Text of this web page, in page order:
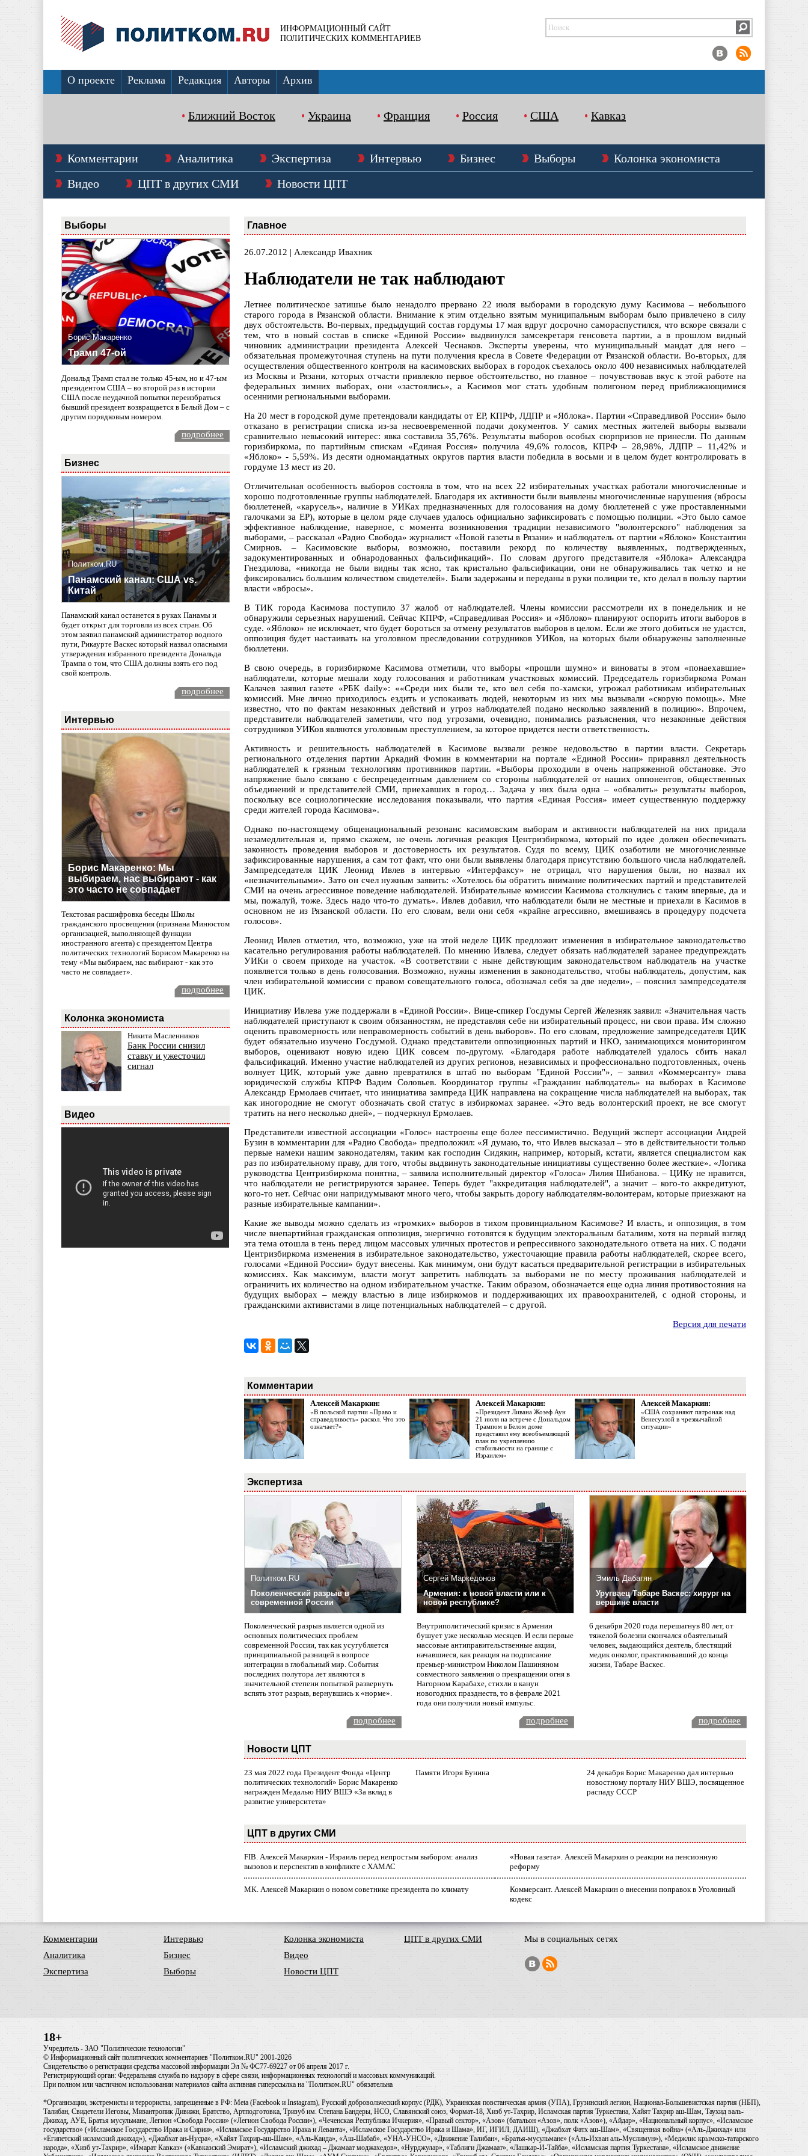
ИНФОРМАЦИОННЫЙ САЙТ
ПОЛИТИЧЕСКИХ КОММЕНТАРИЕВ
О проекте Реклама Редакция Авторы Архив
Ближний Восток Украина Франция Россия США Кавказ
Комментарии Аналитика Экспертиза Интервью Бизнес Выборы
Колонка экономиста
Видео
ЦПТ в других СМИ Новости ЦПТ
Выборы
Борис Макаренко
Трамп 47-ой
Дональд Трамп стал не только 45-ым, но и 47-ым
президентом США – во второй раз в истории
США после неудачной попытки переизбраться
бывший президент возвращается в Белый Дом – с
другим порядковым номером.
подробнее
Бизнес
Политком.RU
Панамский канал: США vs.
Китай
Панамский канал останется в руках Панамы и
будет открыт для торговли из всех стран. Об
этом заявил панамский администратор водного
пути, Рикаурте Васкес который назвал опасными
утверждения избранного президента Дональда
Трампа о том, что США должны взять его под
свой контроль.
подробнее
Интервью
Борис Макаренко: Мы
выбираем, нас выбирают - как
это часто не совпадает
Текстовая расшифровка беседы Школы
гражданского просвещения (признана Минюстом
организацией, выполняющей функции
иностранного агента) с президентом Центра
политических технологий Борисом Макаренко на
тему «Мы выбираем, нас выбирают - как это
часто не совпадает».
подробнее
Колонка экономиста
Никита Масленников
Банк России снизил
ставку и ужесточил
сигнал
Видео
Главное
26.07.2012 | Александр Ивахник
Наблюдатели не так наблюдают
Летнее политическое затишье было ненадолго прервано 22 июля выборами в городскую думу Касимова – небольшого
старого города в Рязанской области. Внимание к этим отдельно взятым муниципальным выборам было привлечено в силу
двух обстоятельств. Во-первых, предыдущий состав гордумы 17 мая вдруг досрочно самораспустился, что вскоре связали с
тем, что в новый состав в списке «Единой России» выдвинулся замсекретаря генсовета партии, а в прошлом видный
чиновник администрации президента Алексей Чеснаков. Эксперты уверены, что муниципальный мандат для него –
обязательная промежуточная ступень на пути получения кресла в Совете Федерации от Рязанской области. Во-вторых, для
осуществления общественного контроля на касимовских выборах в городок съехалось около 400 независимых наблюдателей
из Москвы и Рязани, которых отчасти привлекло первое обстоятельство, но главное – почувствовав вкус к этой работе на
федеральных зимних выборах, они «застоялись», а Касимов мог стать удобным полигоном перед приближающимися
осенними региональными выборами.
На 20 мест в городской думе претендовали кандидаты от ЕР, КПРФ, ЛДПР и «Яблока». Партии «Справедливой России» было
отказано в регистрации списка из-за несвоевременной подачи документов. У самих местных жителей выборы вызвали
сравнительно невысокий интерес: явка составила 35,76%. Результаты выборов особых сюрпризов не принесли. По данным
горизбиркома, по партийным спискам «Единая Россия» получила 49,6% голосов, КПРФ – 28,98%, ЛДПР – 11,42% и
«Яблоко» - 5,59%. Из десяти одномандатных округов партия власти победила в восьми и в целом будет контролировать в
гордуме 13 мест из 20.
Отличительная особенность выборов состояла в том, что на всех 22 избирательных участках работали многочисленные и
хорошо подготовленные группы наблюдателей. Благодаря их активности были выявлены многочисленные нарушения (вбросы
бюллетеней, «карусель», наличие в УИКах предназначенных для голосования на дому бюллетеней с уже проставленными
галочками за ЕР), которые в целом ряде случаев удалось официально зафиксировать с помощью полиции. «Это было самое
эффективное наблюдение, наверное, с момента возникновения традиции независимого "волонтерского" наблюдения за
выборами, – рассказал «Радио Свобода» журналист «Новой газеты в Рязани» и наблюдатель от партии «Яблоко» Константин
Смирнов. – Касимовские выборы, возможно, поставили рекорд по количеству выявленных, подтвержденных,
задокументированных и обнародованных фальсификаций». По словам другого представителя «Яблока» Александра
Гнездилова, «никогда не были видны так ясно, так кристально фальсификации, они не обнаруживались так четко и не
фиксировались большим количеством свидетелей». Были задержаны и переданы в руки полиции те, кто делал в пользу партии
власти «вбросы».
В ТИК города Касимова поступило 37 жалоб от наблюдателей. Члены комиссии рассмотрели их в понедельник и не
обнаружили серьезных нарушений. Сейчас КПРФ, «Справедливая Россия» и «Яблоко» планируют оспорить итоги выборов в
суде. «Яблоко» не исключает, что будет бороться за отмену результатов выборов в целом. Если же этого добиться не удастся,
оппозиция будет настаивать на уголовном преследовании сотрудников УИКов, на которых были обнаружены заполненные
бюллетени.
В свою очередь, в горизбиркоме Касимова отметили, что выборы «прошли шумно» и виноваты в этом «понаехавшие»
наблюдатели, которые мешали ходу голосования и работникам участковых комиссий. Председатель горизбиркома Роман
Калачев заявил газете «РБК daily»: ««Среди них были те, кто вел себя по-хамски, угрожал работникам избирательных
комиссий. Мне лично приходилось ездить и успокаивать людей, некоторым из них мы вызывали «скорую помощь». Мне
известно, что по фактам незаконных действий и угроз наблюдателей подано несколько заявлений в полицию». Впрочем,
представители наблюдателей заметили, что под угрозами, очевидно, понимались разъяснения, что незаконные действия
сотрудников УИКов являются уголовным преступлением, за которое придется нести ответственность.
Активность и решительность наблюдателей в Касимове вызвали резкое недовольство в партии власти. Секретарь
регионального отделения партии Аркадий Фомин в комментарии на портале «Единой России» приравнял деятельность
наблюдателей к грязным технологиям противников партии. «Выборы проходили в очень напряженной обстановке. Это
напряжение было связано с беспрецедентным давлением со стороны наблюдателей от наших оппонентов, общественных
объединений и представителей СМИ, приехавших в город… Задача у них была одна – «обвалить» результаты выборов,
поскольку все социологические исследования показывали, что партия «Единая Россия» имеет существенную поддержку
среди жителей города Касимова».
Однако по-настоящему общенациональный резонанс касимовским выборам и активности наблюдателей на них придала
незамедлительная и, прямо скажем, не очень логичная реакция Центризбиркома, который по идее должен обеспечивать
законность проведения выборов и достоверность их результатов. Судя по всему, ЦИК озаботили не многочисленные
зафиксированные нарушения, а сам тот факт, что они были выявлены благодаря присутствию большого числа наблюдателей.
Зампредседателя ЦИК Леонид Ивлев в интервью «Интерфаксу» не отрицал, что нарушения были, но назвал их
«незначительными». Зато он счел нужным заявить: «Хотелось бы обратить внимание политических партий и представителей
СМИ на очень агрессивное поведение наблюдателей. Избирательные комиссии Касимова столкнулись с таким впервые, да и
мы, пожалуй, тоже. Здесь надо что-то думать». Ивлев добавил, что наблюдатели были не местные и приехали в Касимов в
основном не из Рязанской области. По его словам, вели они себя «крайне агрессивно, вмешиваясь в процедуру подсчета
голосов».
Леонид Ивлев отметил, что, возможно, уже на этой неделе ЦИК предложит изменения в избирательное законодательство
касательно регулирования работы наблюдателей. По мнению Ивлева, следует обязать наблюдателей заранее предупреждать
УИКи о своем приходе на участок. «В соответствии с ныне действующим законодательством наблюдатель на участке
появляется только в день голосования. Возможно, нужны изменения в законодательство, чтобы наблюдатель, допустим, как
член избирательной комиссии с правом совещательного голоса, обозначал себя за две недели», – пояснил зампредседателя
ЦИК.
Инициативу Ивлева уже поддержали в «Единой России». Вице-спикер Госдумы Сергей Железняк заявил: «Значительная часть
наблюдателей приступают к своим обязанностям, не представляя себе ни избирательный процесс, ни свои права. Им сложно
оценить правомерность или неправомерность событий в день выборов». По его словам, предложение зампредседателя ЦИК
будет обязательно изучено Госдумой. Однако представители оппозиционных партий и НКО, занимающихся мониторингом
выборов, оценивают новую идею ЦИК совсем по-другому. «Благодаря работе наблюдателей удалось сбить накал
фальсификаций. Именно участие наблюдателей из других регионов, независимых и профессионально подготовленных, очень
волнует ЦИК, который уже давно превратился в штаб по выборам "Единой России"», – заявил «Коммерсанту» глава
юридической службы КПРФ Вадим Соловьев. Координатор группы «Гражданин наблюдатель» на выборах в Касимове
Александр Ермолаев считает, что инициатива зампреда ЦИК направлена на сокращение числа наблюдателей на выборах, так
как иногородние не смогут обозначать свой статус в избиркомах заранее. «Это ведь волонтерский проект, не все смогут
тратить на него несколько дней», – подчеркнул Ермолаев.
Представители известной ассоциации «Голос» настроены еще более пессимистично. Ведущий эксперт ассоциации Андрей
Бузин в комментарии для «Радио Свобода» предположил: «Я думаю, то, что Ивлев высказал – это в действительности только
первые намеки нашим законодателям, таким как господин Сидякин, например, который, кстати, является специалистом как
раз по избирательному праву, для того, чтобы выдвинуть законодательные инициативы существенно более жесткие». «Логика
руководства Центризбиркома понятна, – заявила исполнительный директор «Голоса» Лилия Шибанова. – ЦИКу не нравится,
что наблюдатели не регистрируются заранее. Теперь будет "аккредитация наблюдателей", а значит – кого-то аккредитуют,
кого-то нет. Сейчас они напридумывают много чего, чтобы закрыть дорогу наблюдателям-волонтерам, которые приезжают на
разные избирательные кампании».
Какие же выводы можно сделать из «громких» выборов в тихом провинциальном Касимове? И власть, и оппозиция, в том
числе внепартийная гражданская оппозиция, энергично готовятся к будущим электоральным баталиям, хотя на первый взгляд
эта тема отошла в тень перед лицом массовых уличных протестов и репрессивного законодательного ответа на них. С подачи
Центризбиркома изменения в избирательное законодательство, ужесточающие правила работы наблюдателей, скорее всего,
голосами «Единой России» будут внесены. Как минимум, они будут касаться предварительной регистрации в избирательных
комиссиях. Как максимум, власти могут запретить наблюдать за выборами не по месту проживания наблюдателей и
ограничить их количество на одном избирательном участке. Таким образом, обозначается еще одна линия противостояния на
будущих выборах – между властью в лице избиркомов и поддерживающих их правоохранителей, с одной стороны, и
гражданскими активистами в лице потенциальных наблюдателей – с другой.
Версия для печати
Комментарии
Алексей Макаркин:
«В польской партии «Право и
справедливость» раскол. Что это
означает?»
Алексей Макаркин:
«Президент Ливана Жозеф Аун
21 июля на встрече с Дональдом
Трампом в Белом доме
представил ему всеобъемлющий
план по укреплению
стабильности на границе с
Израилем»
Алексей Макаркин:
«США сохраняют патронаж над
Венесуэлой в чрезвычайной
ситуации»
Экспертиза
Политком.RU
Поколенческий разрыв в
современной России
Поколенческий разрыв является одной из
основных политических проблем
современной России, так как усугубляется
принципиальной разницей в вопросе
интеграции в глобальный мир. События
последних полутора лет являются в
значительной степени попыткой развернуть
вспять этот разрыв, вернувшись к «норме».
Сергей Маркедонов
Армения: к новой власти или к
новой республике?
Внутриполитический кризис в Армении
бушует уже несколько месяцев. И если первые
массовые антиправительственные акции,
начавшиеся, как реакция на подписание
премьер-министром Николом Пашиняном
совместного заявления о прекращении огня в
Нагорном Карабахе, стихли в канун
новогодних празднеств, то в феврале 2021
года они получили новый импульс.
Эмиль Дабагян
Уругваец Табаре Васкес: хирург на
вершине власти
6 декабря 2020 года перешагнув 80 лет, от
тяжелой болезни скончался обаятельный
человек, выдающийся деятель, блестящий
медик онколог, практиковавший до конца
жизни, Табаре Васкес.
подробнее подробнее подробнее
Новости ЦПТ
23 мая 2022 года Президент Фонда «Центр
политических технологий» Борис Макаренко
награжден Медалью НИУ ВШЭ «За вклад в
развитие университета»
Памяти Игоря Бунина
24 декабря Борис Макаренко дал интервью
новостному порталу НИУ ВШЭ, посвященное
распаду СССР
ЦПТ в других СМИ
FIB. Алексей Макаркин - Израиль перед непростым выбором: анализ
вызовов и перспектив в конфликте с ХАМАС
«Новая газета». Алексей Макаркин о реакции на пенсионную
реформу
МК. Алексей Макаркин о новом советнике президента по климату
Коммерсант. Алексей Макаркин о внесении поправок в Уголовный
кодекс
Комментарии
Аналитика
Экспертиза
Интервью
Бизнес
Выборы
Колонка экономиста
Видео
Новости ЦПТ
ЦПТ в других СМИ Мы в социальных сетях
18+
Учредитель - ЗАО "Политические технологии"
© Информационный сайт политических комментариев "Политком.RU" 2001-2026
Свидетельство о регистрации средства массовой информации Эл № ФС77-69227 от 06 апреля 2017 г.
Регистрирующий орган: Федеральная служба по надзору в сфере связи, информационных технологий и массовых коммуникаций.
При полном или частичном использовании материалов сайта активная гиперссылка на "Политком.RU" обязательна
*Организации, экстремисты и террористы, запрещенные в РФ: Meta (Facebook и Instagram), Русский добровольческий корпус (РДК), Украинская повстанческая армия (УПА), Грузинский легион, Национал-Большевистская партия (НБП),
Талибан, Свидетели Иеговы, Мизантропик Дивижн, Братство, Артподготовка, Тризуб им. Степана Бандеры, НСО, Славянский союз, Формат-18, Хизб ут-Тахрир, Исламская партия Туркестана, Хайят Тахрир аш-Шам, Таухид валь-
Джихад, АУЕ, Братья мусульмане, Легион «Свобода России» («Легион Свобода России»), «Чеченская Республика Ичкерия», «Правый сектор», «Азов» (батальон «Азов», полк «Азов»), «Айдар», «Национальный корпус», «Исламское
государство» («Исламское Государство Ирака и Сирии», «Исламское Государство Ирака и Леванта», «Исламское Государство Ирака и Шама», ИГ, ИГИЛ, ДАИШ), «Джабхат Фатх аш-Шам», «Священная война» («Аль-Джихад» или
«Египетский исламский джихад»), «Джабхат ан-Нусра», «Хайят Тахрир-аш-Шам», «Аль-Каида», «Аш-Шабаб», «УНА-УНСО», «Движение Талибан», «Братья-мусульмане» («Аль-Ихван аль-Муслимун»), «Меджлис крымско-татарского
народа», «Хизб ут-Тахрир», «Имарат Кавказ» («Кавказский Эмират»), «Исламский джихад – Джамаат моджахедов», «Нурджулар», «Таблиги Джамаат», «Лашкар-И-Тайба», «Исламская партия Туркестана», «Исламское движение